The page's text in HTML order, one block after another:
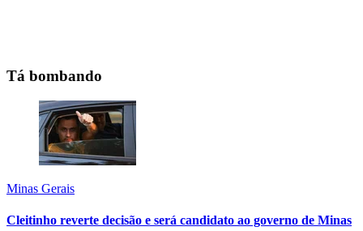
Tá bombando
Minas Gerais
Cleitinho reverte decisão e será candidato ao governo de Minas